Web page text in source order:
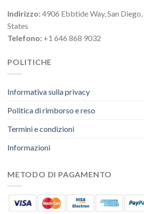
Indirizzo:4906 Ebbtide Way, San
States
Telefono: +1 646 868 9032
POLITICHE
Informativa sulla privacy
Politica di rimborso e reso
Termini e condizioni
Informazioni
METODO DI PAGAMENTO